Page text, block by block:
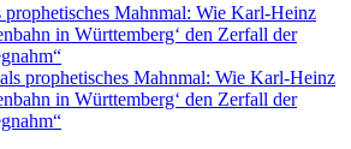
prophetisches Mahnmal: Wie Karl-Heinz
in Württemberg‘ den Zerfall der